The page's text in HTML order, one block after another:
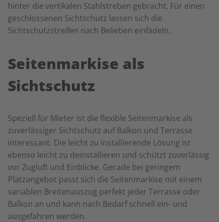
hinter die vertikalen Stahlstreben gebracht. Für einen
geschlossenen Sichtschutz lassen sich die
Sichtschutzstreifen nach Belieben einfädeln.
Seitenmarkise als
Sichtschutz
Speziell für Mieter ist die flexible Seitenmarkise als
zuverlässiger Sichtschutz auf Balkon und Terrasse
interessant. Die leicht zu installierende Lösung ist
ebenso leicht zu deinstallieren und schützt zuverlässig
vor Zugluft und Einblicke. Gerade bei geringem
Platzangebot passt sich die Seitenmarkise mit einem
variablen Breitenauszug perfekt jeder Terrasse oder
Balkon an und kann nach Bedarf schnell ein- und
ausgefahren werden.